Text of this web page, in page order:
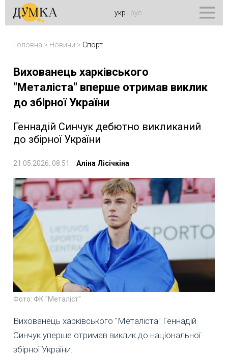
укр рус
Головна > Новини > Спорт
Вихованець харківського
"Металіста" вперше отримав виклик
до збірної України
Геннадій Синчук дебютно викликаний
до збірної України
21.05.2026, 08:51 Аліна Лісічкіна
Фото: ФК "Металіст"
Вихованець харківського "Металіста" Геннадій
Синчук уперше отримав виклик до національної
збірної України.